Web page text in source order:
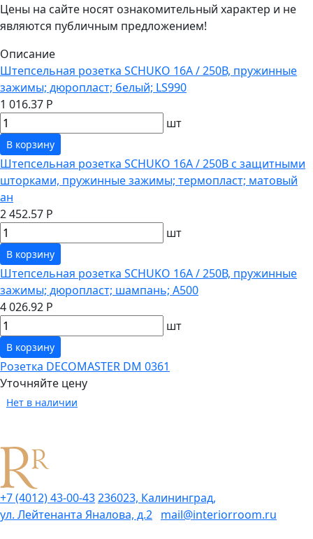
Цены на сайте носят ознакомительный характер и не
являются публичным предложением!
Описание
Штепсельная розетка SCHUKO 16А / 250В, пружинные
зажимы; дюропласт; белый; LS990
1 016.37 Р
шт
В корзину
Штепсельная розетка SCHUKO 16А / 250В с защитными
шторками, пружинные зажимы; термопласт; матовый
ан
2 452.57 Р
шт
В корзину
Штепсельная розетка SCHUKO 16А / 250В, пружинные
зажимы; дюропласт; шампань; A500
4 026.92 Р
шт
В корзину
Розетка DECOMASTER DM 0361
Уточняйте цену
Нет в наличии
+7 (4012) 43-00-43236023, Калининград,
ул. Лейтенанта Яналова, д.2 mail@interiorroom.ru